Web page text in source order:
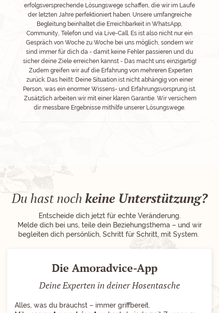
erfolgsversprechende Lösungswege schaffen, die wir im Laufe
der letzten Jahre perfektioniert haben. Unsere umfangreiche
Begleitung beinhaltet die Erreichbarkeit in WhatsApp,
Community, Telefon und via Live-Call. Es ist also nicht nur ein
Gespräch von Woche zu Woche bei uns möglich, sondern wir
sind immer für dich da - damit keine Fehler passieren und du
sicher deine Ziele erreichen kannst - Das macht uns einzigartig!
Zudem greifen wir auf die Erfahrung von mehreren Experten
zurück. Das heißt: Deine Situation ist nicht abhängig von einer
Person, was ein enormer Wissens- und Erfahrungsvorsprung ist.
Zusätzlich arbeiten wir mit einer klaren Garantie. Wir versichern
dir messbare Ergebnisse mithilfe unserer Lösungswege.
Du hast noch keine Unterstützung?
Entscheide dich jetzt für echte Veränderung.
Melde dich bei uns, teile dein Beziehungsthema – und wir
begleiten dich persönlich, Schritt für Schritt, mit System.
Die Amoradvice-App
Deine Experten in deiner Hosentasche
Alles, was du brauchst – immer griffbereit.